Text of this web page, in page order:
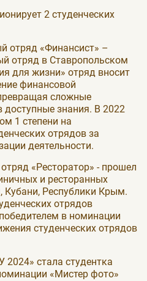
2 студенческих
отряд «Финансист» –
отряд в Ставропольском
для жизни» отряд вносит
финансовой
сложные
доступные знания. В 2022
1 степени на
отрядов за
деятельности.
«Ресторатор» - прошел
и ресторанных
Кубани, Республики Крым.
отрядов
в номинации
студенческих отрядов
стала студентка
«Мистер фото»